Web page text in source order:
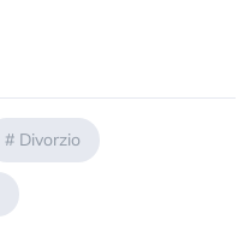
# Divorzio